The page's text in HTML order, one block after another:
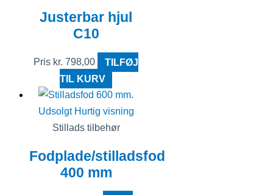
Justerbar hjul
C10
Pris kr. 798,00
TILFØJ
TIL KURV
Udsolgt Hurtig visning
Stillads tilbehør
Fodplade/stilladsfod
400 mm